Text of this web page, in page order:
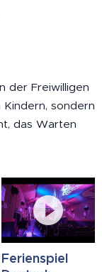
der Freiwilligen
sondern
das Warten
Ferienspiel